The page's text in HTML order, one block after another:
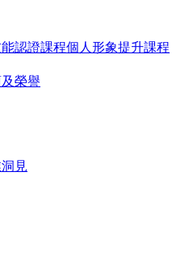
認證課程個人形象提升課程
榮譽
見